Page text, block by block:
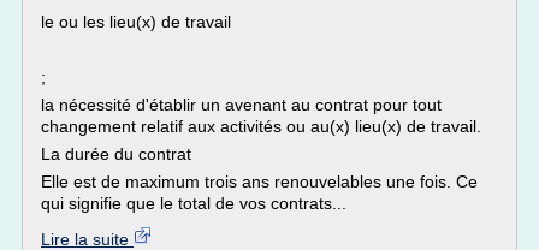
le ou les lieu(x) de travail
;
la nécessité d'établir un avenant au contrat pour tout
changement relatif aux activités ou au(x) lieu(x) de travail.
La durée du contrat
Elle est de maximum trois ans renouvelables une fois. Ce
qui signifie que le total de vos contrats...
Lire la suite